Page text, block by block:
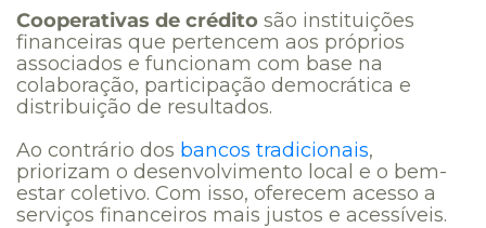
Cooperativas de crédito são instituições
financeiras que pertencem aos próprios
associados e funcionam com base na
colaboração, participação democrática e
distribuição de resultados.
Ao contrário dos bancos tradicionais,
priorizam o desenvolvimento local e o bem-
estar coletivo. Com isso, oferecem acesso a
serviços financeiros mais justos e acessíveis.